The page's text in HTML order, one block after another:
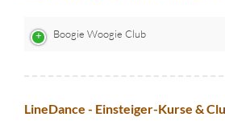
Boogie Woogie Club
LineDance - Einsteiger-Kurse &